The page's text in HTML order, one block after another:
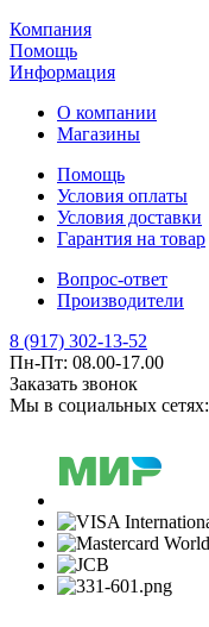
Компания
Помощь
Информация
О компании
Магазины
Помощь
Условия оплаты
Условия доставки
Гарантия на товар
Вопрос-ответ
Производители
8 (917) 302-13-52
Пн-Пт: 08.00-17.00
Заказать звонок
Мы в социальных сетях: